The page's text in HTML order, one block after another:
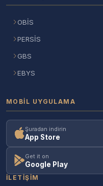
OBİS
PERSİS
GBS
EBYS
MOBIL UYGULAMA
Şuradan indirin
App Store
Get it on
Google Play
İLETIŞIM